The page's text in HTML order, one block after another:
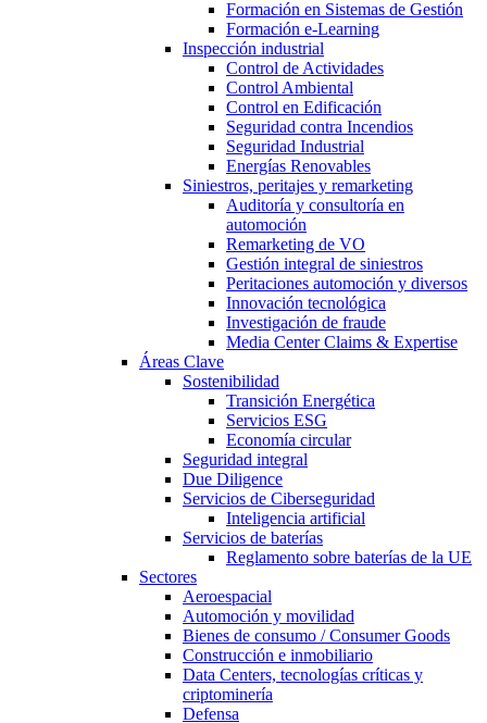
Formación en Sistemas de Gestión
Formación e-Learning
Inspección industrial
Control de Actividades
Control Ambiental
Control en Edificación
Seguridad contra Incendios
Seguridad Industrial
Energías Renovables
Siniestros, peritajes y remarketing
Auditoría y consultoría en
automoción
Remarketing de VO
Gestión integral de siniestros
Peritaciones automoción y diversos
Innovación tecnológica
Investigación de fraude
Media Center Claims & Expertise
Áreas Clave
Sostenibilidad
Transición Energética
Servicios ESG
Economía circular
Seguridad integral
Due Diligence
Servicios de Ciberseguridad
Inteligencia artificial
Servicios de baterías
Reglamento sobre baterías de la UE
Sectores
Aeroespacial
Automoción y movilidad
Bienes de consumo / Consumer Goods
Construcción e inmobiliario
Data Centers, tecnologías críticas y
criptominería
Defensa